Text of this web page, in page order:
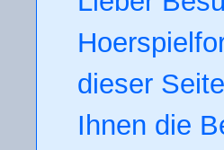
dieser
Ihnen die